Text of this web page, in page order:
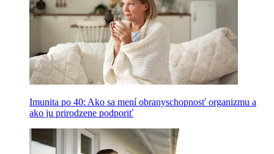
Imunita po 40: Ako sa mení obranyschopnosť organizmu a
ako ju prirodzene podporiť